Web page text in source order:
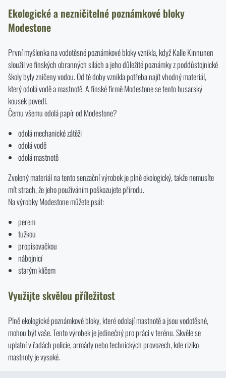
Ekologické a nezničitelné poznámkové bloky
Modestone
První myšlenka na vodotěsné poznámkové bloky vznikla, když Kalle Kinnunen
sloužil ve finských obranných silách a jeho důležité poznámky z poddůstojnické
školy byly zničeny vodou. Od té doby vznikla potřeba najít vhodný materiál,
který odolá vodě a mastnotě. A finské firmě Modestone se tento husarský
kousek povedl.
Čemu všemu odolá papír od Modestone?
odolá mechanické zátěži
odolá vodě
odolá mastnotě
Zvolený materiál na tento senzační výrobek je plně ekologický, takže nemusíte
mít strach, že jeho používáním poškozujete přírodu.
Na výrobky Modestone můžete psát:
perem
tužkou
propisovačkou
nábojnicí
starým klíčem
Využijte skvělou příležitost
Plně ekologické poznámkové bloky, které odolají mastnotě a jsou vodotěsné,
mohou být vaše. Tento výrobek je jedinečný pro práci v terénu. Skvěle se
uplatní v řadách policie, armády nebo technických provozech, kde riziko
mastnoty je vysoké.